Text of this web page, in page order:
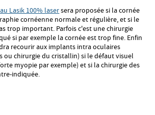
Lasik 100% lasersera proposée si la cornée
cornéenne normale et régulière, et si le
trop important. Parfois c'est une chirurgie
si par exemple la cornée est trop fine. Enfin
recourir aux implants intra oculaires
ou chirurgie du cristallin) si le défaut visuel
myopie par exemple) et si la chirurgie des
indiquée.